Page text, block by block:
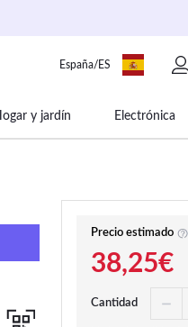
España/ES
y jardín Electrónica
Precio estimado
38,25€
Cantidad